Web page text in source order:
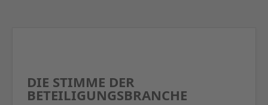
DIE STIMME DER
BETEILIGUNGSBRANCHE